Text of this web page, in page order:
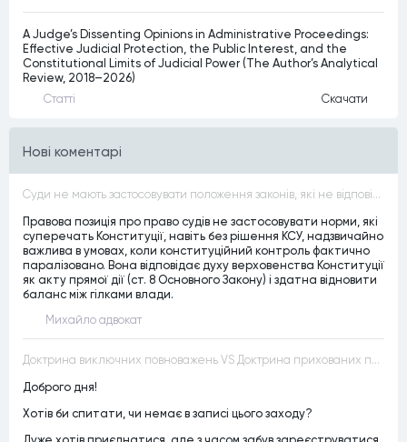
A Judge’s Dissenting Opinions in Administrative Proceedings:
Effective Judicial Protection, the Public Interest, and the
Constitutional Limits of Judicial Power (The Author’s Analytical
Review, 2018–2026)
Статтi Скачати
Нові коментарі
Суди не мають застосовувати положення законів, які не відповідають Конституції, незалежно від того, чи визнавалися вони Конституційним Судом України неконституційними, тобто закони, що суперечать Конституції України не можуть застосовуватися навіть у випадках, коли вони є чинними
Правова позиція про право судів не застосовувати норми, які
суперечать Конституції, навіть без рішення КСУ, надзвичайно
важлива в умовах, коли конституційний контроль фактично
паралізовано. Вона відповідає духу верховенства Конституції
як акту прямої дії (ст. 8 Основного Закону) і здатна відновити
баланс між гілками влади.
Михайло адвокат
Доктрина виключних повноважень VS Доктрина прихованих повноважень
Доброго дня!
Хотів би спитати, чи немає в записі цього заходу?
Дуже хотів приєднатися, але з часом забув зареєструватися